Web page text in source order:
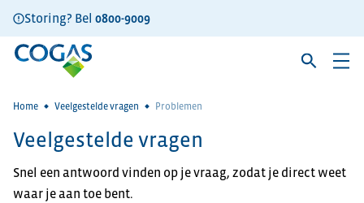
Storing? Bel 0800-9009
Home Veelgestelde vragen Problemen
Veelgestelde vragen
Snel een antwoord vinden op je vraag, zodat je direct weet
waar je aan toe bent.